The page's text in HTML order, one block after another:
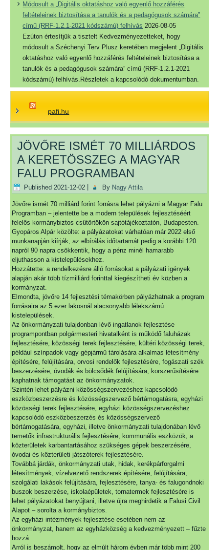
Módosult a „Digitális oktatáshoz való egyenlő hozzáférés
feltételeinek biztosítása a tanulók és a pedagógusok számára”
című (RRF-1.2.1-2021 kódszámú) felhívás 2026-08-05
Ezúton értesítjük a tisztelt Kedvezményezetteket, hogy
módosult a Széchenyi Terv Plusz keretében megjelent „Digitális
oktatáshoz való egyenlő hozzáférés feltételeinek biztosítása a
tanulók és a pedagógusok számára” című (RRF-1.2.1-2021
kódszámú) felhívás.Részletek a kapcsolódó dokumentumban.
pafi.hu
JÖVŐRE ISMÉT 70 MILLIÁRDOS
A KERETÖSSZEG A MAGYAR
FALU PROGRAMBAN
Published 2021-12-02 By Nagy Attila
Jövőre ismét 70 milliárd forint forrásra lehet pályázni a Magyar Falu
Programban – jelentette be a modern települések fejlesztéséért
felelős kormánybiztos csütörtökön sajtótájékoztatón, Budapesten.
Gyopáros Alpár közölte: a pályázatokat várhatóan már 2022 első
munkanapján kiírják, az elbírálás időtartamát pedig a korábbi 120
napról 90 napra csökkentik, hogy a pénz minél hamarabb
eljuthasson a kistelepülésekhez.
Hozzátette: a rendelkezésre álló forrásokat a pályázati igények
alapján akár több tízmilliárd forinttal kiegészítheti év közben a
kormányzat.
Elmondta, jövőre 14 fejlesztési témakörben pályázhatnak a program
forrásaira az 5 ezer lakosnál alacsonyabb lélekszámú
kistelepülések.
Az önkormányzati tulajdonban lévő ingatlanok fejlesztése
programpontban polgármesteri hivatalként is működő faluházak
fejlesztésére, közösségi terek fejlesztésére, kültéri közösségi terek,
például színpadok vagy gépjármű tárolására alkalmas létesítmény
építésére, felújítására, orvosi rendelők fejlesztésére, fogászati szék
beszerzésére, óvodák és bölcsődék felújítására, korszerűsítésére
kaphatnak támogatást az önkormányzatok.
Szintén lehet pályázni közösségszervezéshez kapcsolódó
eszközbeszerzésre és közösségszervező bértámogatásra, egyházi
közösségi terek fejlesztésére, egyházi közösségszervezéshez
kapcsolódó eszközbeszerzés és közösségszervező
bértámogatására, egyházi, illetve önkormányzati tulajdonában lévő
temetők infrastrukturális fejlesztésére, kommunális eszközök, a
közterületek karbantartásához szükséges gépek beszerzésére,
óvodai és közterületi játszóterek fejlesztésére.
Továbbá járdák, önkormányzati utak, hidak, kerékpárforgalmi
létesítmények, vízelvezető rendszerek építésére, felújítására,
szolgálati lakások felújítására, fejlesztésére, tanya- és falugondnoki
buszok beszerzése, iskolaépületek, tornatermek fejlesztésére is
lehet pályázatokat benyújtani, illetve újra meghirdetik a Falusi Civil
Alapot – sorolta a kormánybiztos.
Az egyházi intézmények fejlesztése esetében nem az
önkormányzat, hanem az egyházközség a kedvezményezett – fűzte
hozzá.
Arról is beszámolt, hogy az elmúlt három évben már több mint 200